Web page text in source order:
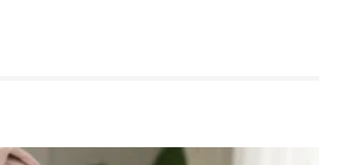
di rasa pada bahagian betis atau
ia mungkin berlaku apabila terdapat